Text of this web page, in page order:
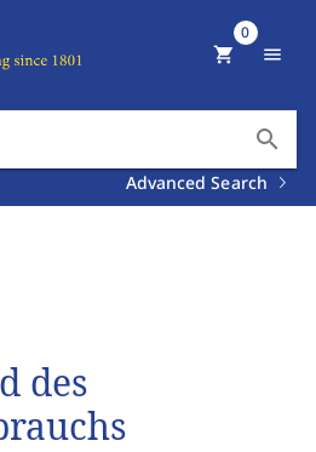
search
Advanced Search
shopping_cart
0
menu
des